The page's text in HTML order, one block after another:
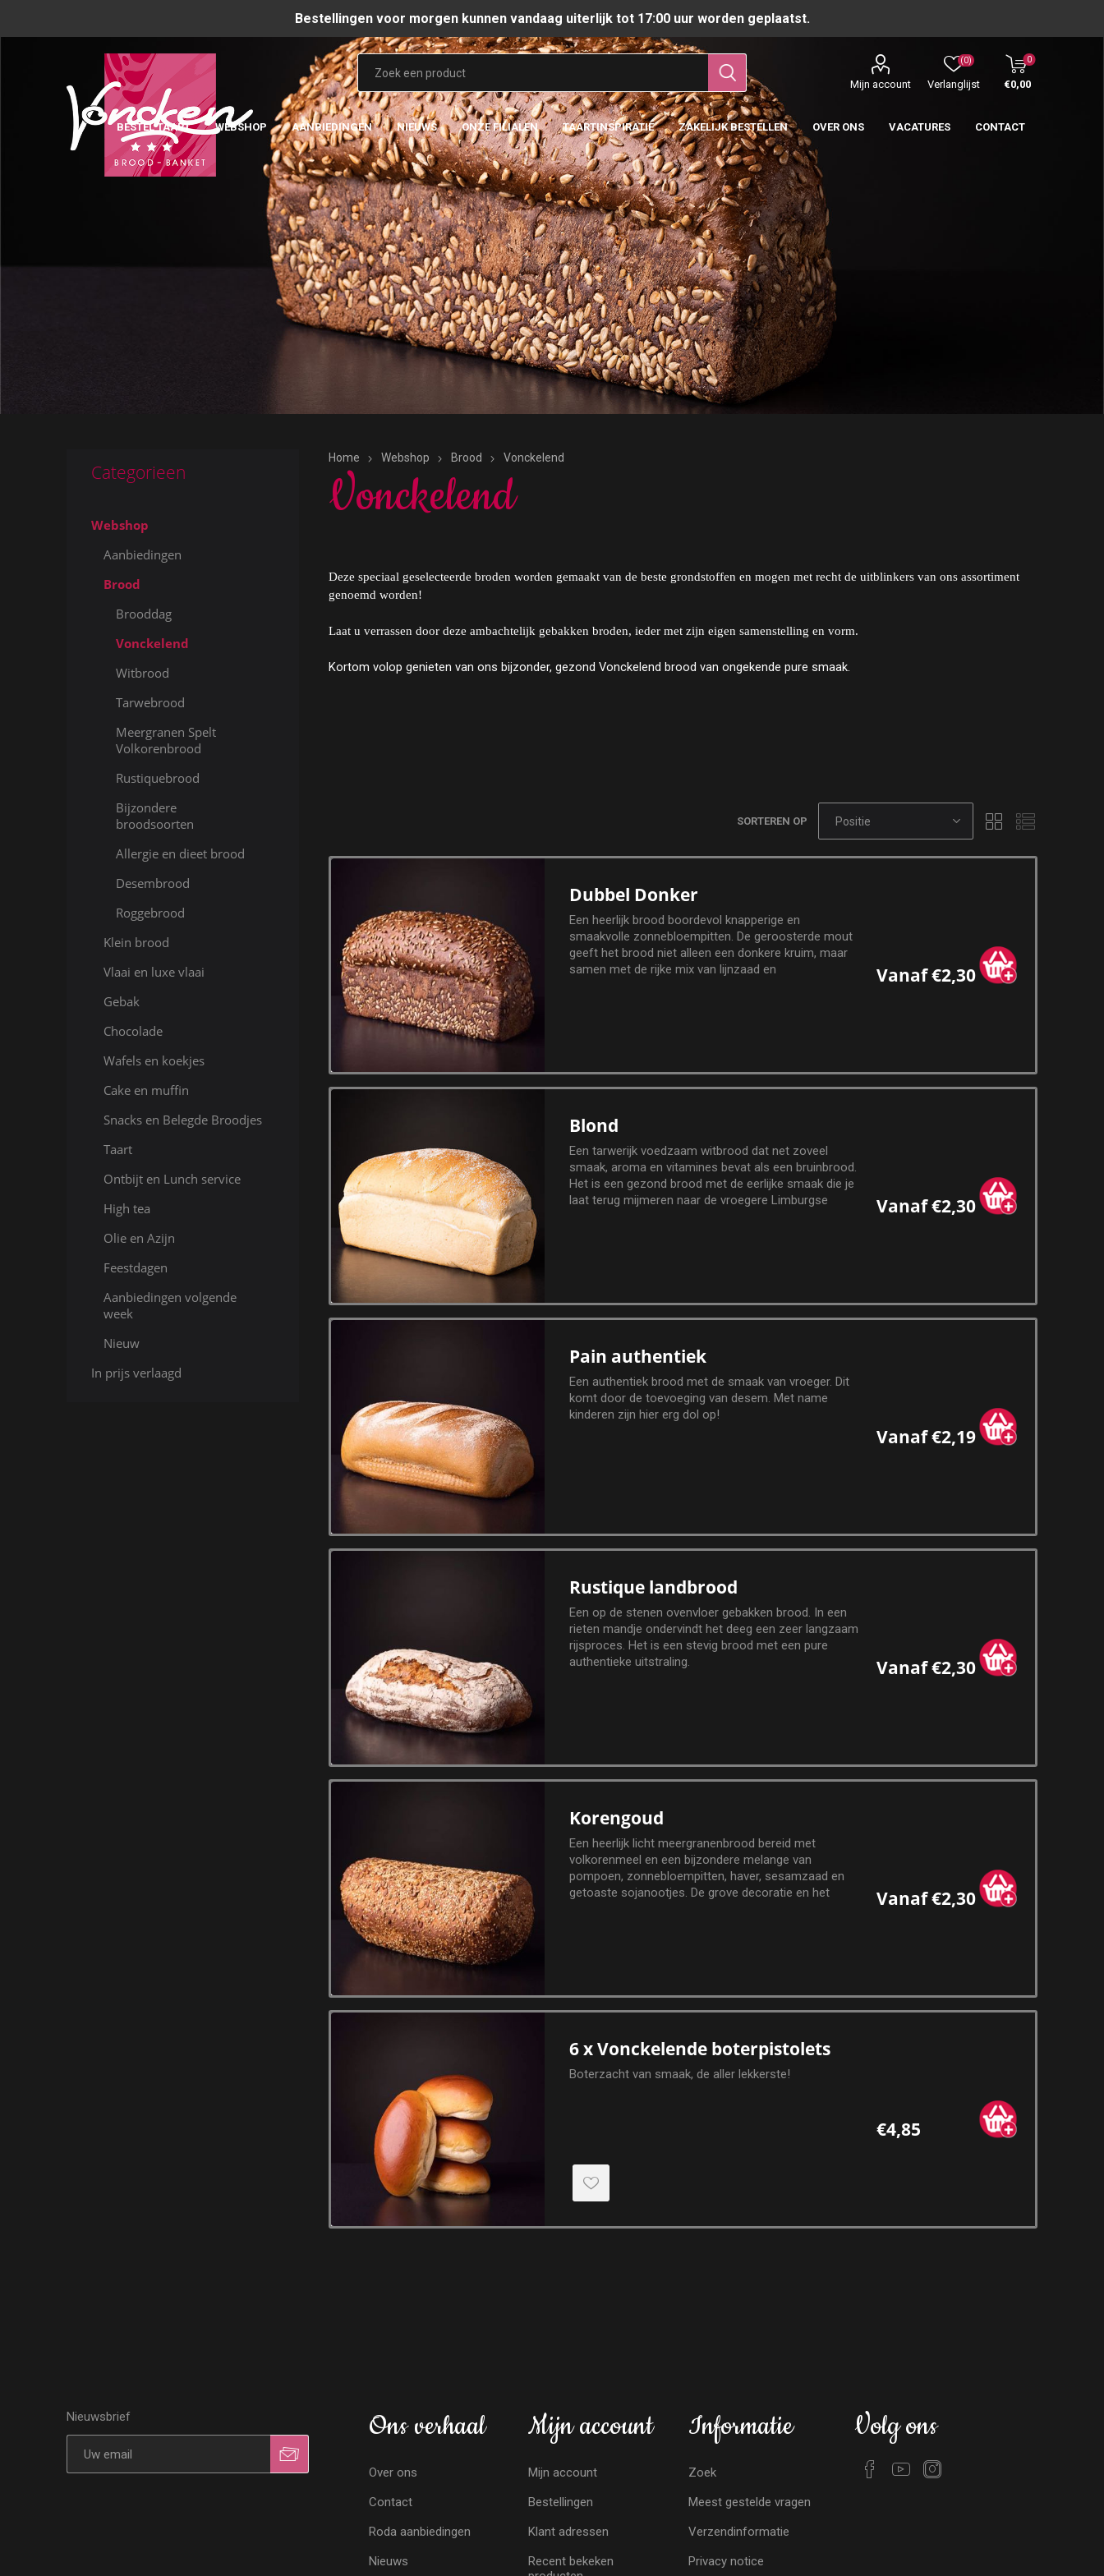
Bestellingen voor morgen kunnen vandaag uiterlijk tot 17:00 uur worden geplaatst.
Mijn account Verlanglijst
(0) 0
€0,00
BESTEL TAART WEBSHOP AANBIEDINGEN NIEUWS ONZE FILIALEN TAARTINSPIRATIE ZAKELIJK BESTELLEN OVER ONS VACATURES CONTACT
Home Webshop Brood Vonckelend
Vonckelend
Deze speciaal geselecteerde broden worden gemaakt van de beste grondstoffen en mogen met recht de uitblinkers van ons assortiment
genoemd worden!
Laat u verrassen door deze ambachtelijk gebakken broden, ieder met zijn eigen samenstelling en vorm.
Kortom volop genieten van ons bijzonder, gezond Vonckelend brood van ongekende pure smaak.
SORTEREN OP
Dubbel Donker
Een heerlijk brood boordevol knapperige en
smaakvolle zonnebloempitten. De geroosterde mout
geeft het brood niet alleen een donkere kruim, maar
samen met de rijke mix van lijnzaad en
Vanaf €2,30
Blond
Een tarwerijk voedzaam witbrood dat net zoveel
smaak, aroma en vitamines bevat als een bruinbrood.
Het is een gezond brood met de eerlijke smaak die je
laat terug mijmeren naar de vroegere Limburgse
Vanaf €2,30
Pain authentiek
Een authentiek brood met de smaak van vroeger. Dit
komt door de toevoeging van desem. Met name
kinderen zijn hier erg dol op!
Vanaf €2,19
Rustique landbrood
Een op de stenen ovenvloer gebakken brood. In een
rieten mandje ondervindt het deeg een zeer langzaam
rijsproces. Het is een stevig brood met een pure
authentieke uitstraling.
Vanaf €2,30
Korengoud
Een heerlijk licht meergranenbrood bereid met
volkorenmeel en een bijzondere melange van
pompoen, zonnebloempitten, haver, sesamzaad en
getoaste sojanootjes. De grove decoratie en het
Vanaf €2,30
6 x Vonckelende boterpistolets
Boterzacht van smaak, de aller lekkerste!
€4,85
Categorieen
Webshop
Aanbiedingen
Brood
Brooddag
Vonckelend
Witbrood
Tarwebrood
Meergranen Spelt
Volkorenbrood
Rustiquebrood
Bijzondere
broodsoorten
Allergie en dieet brood
Desembrood
Roggebrood
Klein brood
Vlaai en luxe vlaai
Gebak
Chocolade
Wafels en koekjes
Cake en muffin
Snacks en Belegde Broodjes
Taart
Ontbijt en Lunch service
High tea
Olie en Azijn
Feestdagen
Aanbiedingen volgende
week
Nieuw
In prijs verlaagd
Nieuwsbrief Ons verhaal
Over ons
Contact
Roda aanbiedingen
Nieuws
Mijn account
Mijn account
Bestellingen
Klant adressen
Recent bekeken
Informatie
Zoek
Meest gestelde vragen
Verzendinformatie
Privacy notice
Volg ons